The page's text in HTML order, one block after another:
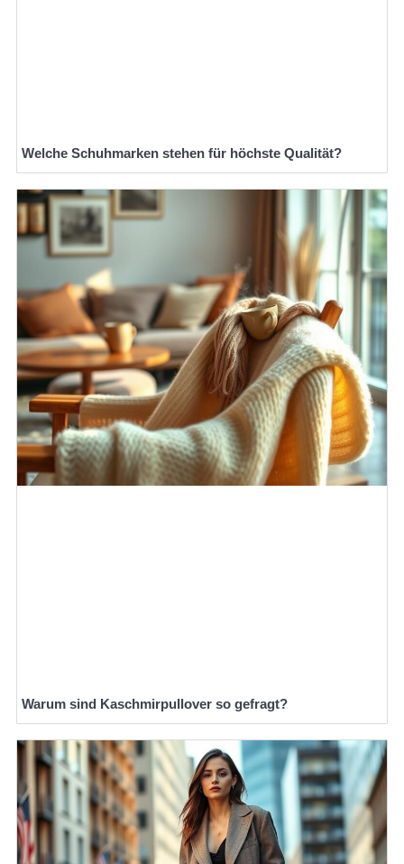
Welche Schuhmarken stehen für höchste Qualität?
Warum sind Kaschmirpullover so gefragt?